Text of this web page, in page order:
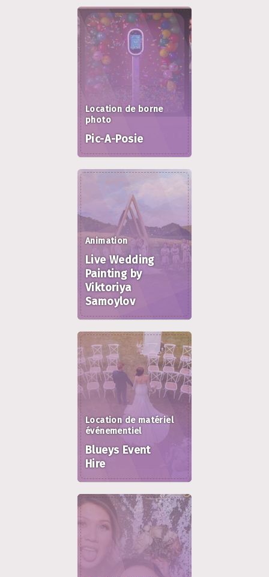
Location de borne
photo
Pic-A-Posie
Animation
Live Wedding
Painting by
Viktoriya
Samoylov
Location de matériel
événementiel
Blueys Event
Hire